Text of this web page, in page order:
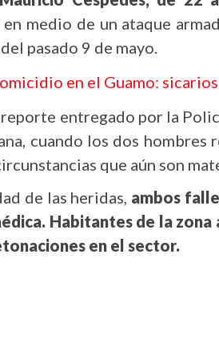
medio de un ataque
pasado 9 de mayo.
en el Guamo:
entregado por la
cuando los dos
que aún son
de las heridas, ambos
Habitantes de la
en el sector.